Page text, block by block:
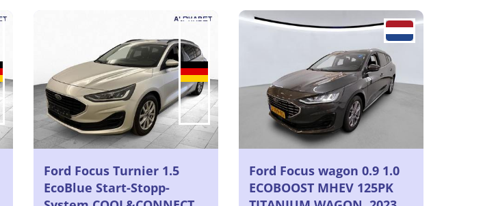
Ford Focus Turnier 1.5
EcoBlue Start-Stopp-
Ford Focus wagon 0.9 1.0
ECOBOOST MHEV 125PK